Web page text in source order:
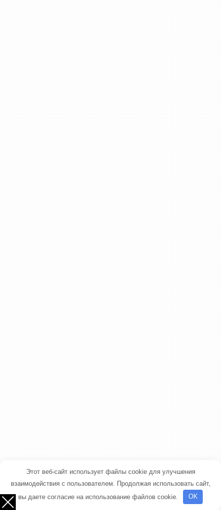
Этот веб-сайт использует файлы cookie для улучшения
взаимодействия с пользователем. Продолжая использовать сайт,
вы даете согласие на использование файлов cookie.
OK